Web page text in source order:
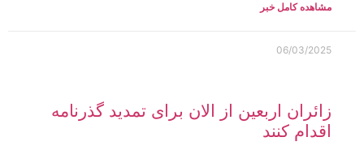
مشاهده کامل خبر
06/03/2025
زائران اربعین از الان برای تمدید گذرنامه
اقدام کنند